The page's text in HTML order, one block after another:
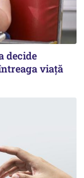
decide
viață